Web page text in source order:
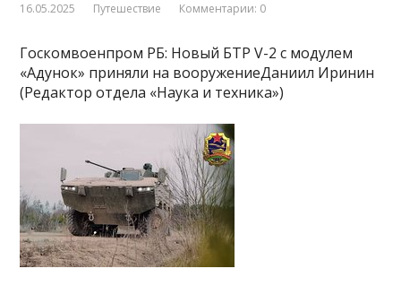
16.05.2025 Путешествие Комментарии: 0
Госкомвоенпром РБ: Новый БТР V-2 с модулем
«Адунок» приняли на вооружениеДаниил Иринин
(Редактор отдела «Наука и техника»)